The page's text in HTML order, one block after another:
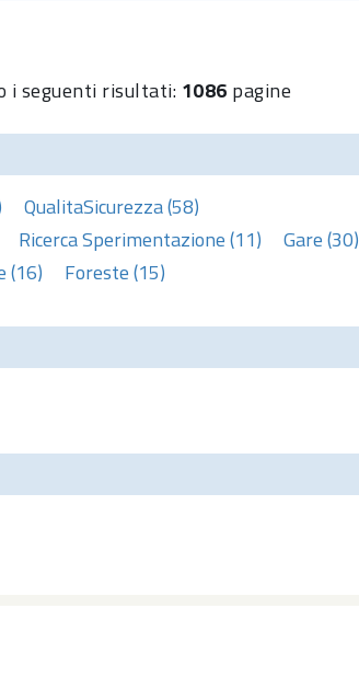
i seguenti risultati: 1086 pagine
QualitaSicurezza (58)
Ricerca Sperimentazione (11) Gare (30)
(16) Foreste (15)